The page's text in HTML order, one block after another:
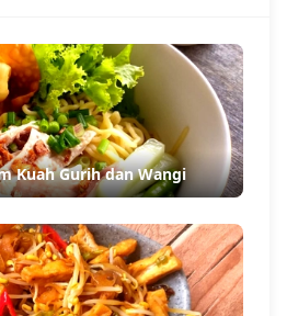
Kuah Gurih dan Wangi